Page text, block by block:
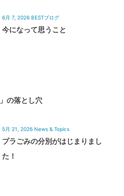
6月 7, 2026 BESTブログ
今になって思うこと
の落とし穴
5月 21, 2026 News & Topics
プラごみの分別がはじまりまし
た！